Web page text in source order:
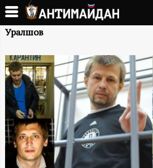
Перейти
основному
А
Н
Т
И
М
А
Уралшов